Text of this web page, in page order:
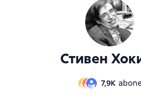
Стивен
7,9К